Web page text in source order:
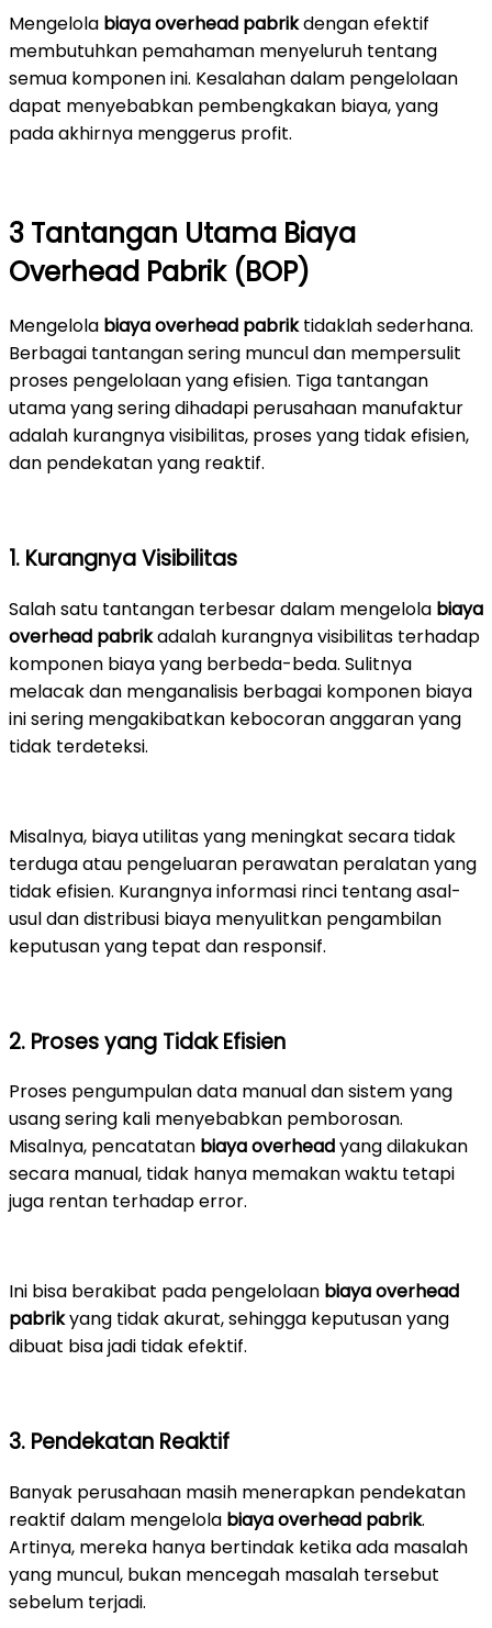
Mengelola biaya overhead pabrikdengan efektif
membutuhkan pemahaman menyeluruh tentang
semua komponen ini. Kesalahan dalam pengelolaan
dapat menyebabkan pembengkakan biaya, yang
pada akhirnya menggerus profit.
3 Tantangan Utama Biaya
Overhead Pabrik (BOP)
Mengelola biaya overhead pabriktidaklah sederhana.
Berbagai tantangan sering muncul dan mempersulit
proses pengelolaan yang efisien. Tiga tantangan
utama yang sering dihadapi perusahaan manufaktur
adalah kurangnya visibilitas, proses yang tidak efisien,
dan pendekatan yang reaktif.
1. Kurangnya Visibilitas
Salah satu tantangan terbesar dalam mengelola biaya
overhead pabrikadalah kurangnya visibilitas terhadap
komponen biaya yang berbeda-beda. Sulitnya
melacak dan menganalisis berbagai komponen biaya
ini sering mengakibatkan kebocoran anggaran yang
tidak terdeteksi.
Misalnya, biaya utilitas yang meningkat secara tidak
terduga atau pengeluaran perawatan peralatan yang
tidak efisien. Kurangnya informasi rinci tentang asal-
usul dan distribusi biaya menyulitkan pengambilan
keputusan yang tepat dan responsif.
2. Proses yang Tidak Efisien
Proses pengumpulan data manual dan sistem yang
usang sering kali menyebabkan pemborosan.
Misalnya, pencatatan biaya overheadyang dilakukan
secara manual, tidak hanya memakan waktu tetapi
juga rentan terhadap error.
Ini bisa berakibat pada pengelolaan biaya overhead
pabrikyang tidak akurat, sehingga keputusan yang
dibuat bisa jadi tidak efektif.
3. Pendekatan Reaktif
Banyak perusahaan masih menerapkan pendekatan
reaktif dalam mengelola biaya overhead pabrik.
Artinya, mereka hanya bertindak ketika ada masalah
yang muncul, bukan mencegah masalah tersebut
sebelum terjadi.